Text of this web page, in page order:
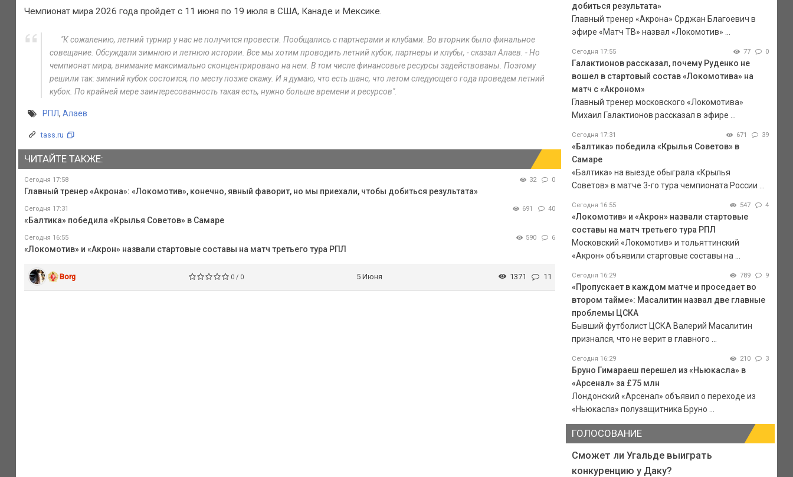
Чемпионат мира 2026 года пройдет с 11 июня по 19 июля в США, Канаде и Мексике.
"К сожалению, летний турнир у нас не получится провести. Пообщались с партнерами и клубами. Во вторник было финальное
совещание. Обсуждали зимнюю и летнюю истории. Все мы хотим проводить летний кубок, партнеры и клубы, - сказал Алаев. - Но
чемпионат мира, внимание максимально сконцентрировано на нем. В том числе финансовые ресурсы задействованы. Поэтому
решили так: зимний кубок состоится, по месту позже скажу. И я думаю, что есть шанс, что летом следующего года проведем летний
кубок. По крайней мере заинтересованность такая есть, нужно больше времени и ресурсов".
РПЛ, Алаев
tass.ru
ЧИТАЙТЕ ТАКЖЕ:
Сегодня 17:58 32 0
Главный тренер «Акрона»: «Локомотив», конечно, явный фаворит, но мы приехали, чтобы добиться результата»
Сегодня 17:31 691 40
«Балтика» победила «Крылья Советов» в Самаре
Сегодня 16:55 590 6
«Локомотив» и «Акрон» назвали стартовые составы на матч третьего тура РПЛ
Borg 0 / 0 5 Июня 1371 11
добиться результата»
Главный тренер «Акрона» Срджан Благоевич в
эфире «Матч ТВ» назвал «Локомотив» ...
Сегодня 17:55 77 0
Галактионов рассказал, почему Руденко не
вошел в стартовый состав «Локомотива» на
матч с «Акроном»
Главный тренер московского «Локомотива»
Михаил Галактионов рассказал в эфире ...
Сегодня 17:31 671 39
«Балтика» победила «Крылья Советов» в
Самаре
«Балтика» на выезде обыграла «Крылья
Советов» в матче 3-го тура чемпионата России ...
Сегодня 16:55 547 4
«Локомотив» и «Акрон» назвали стартовые
составы на матч третьего тура РПЛ
Московский «Локомотив» и тольяттинский
«Акрон» объявили стартовые составы на ...
Сегодня 16:29 789 9
«Пропускает в каждом матче и проседает во
втором тайме»: Масалитин назвал две главные
проблемы ЦСКА
Бывший футболист ЦСКА Валерий Масалитин
признался, что не верит в главного ...
Сегодня 16:29 210 3
Бруно Гимараеш перешел из «Ньюкасла» в
«Арсенал» за £75 млн
Лондонский «Арсенал» объявил о переходе из
«Ньюкасла» полузащитника Бруно ...
ГОЛОСОВАНИЕ
Сможет ли Угальде выиграть
конкуренцию у Даку?